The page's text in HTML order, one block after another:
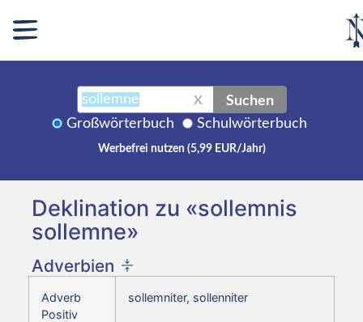
X Suchen
Großwörterbuch Schulwörterbuch
Werbefrei nutzen (5,99 EUR/Jahr)
Deklination zu «sollemnis
sollemne»
Adverbien
Adverb
Positiv
sollemniter, sollenniter